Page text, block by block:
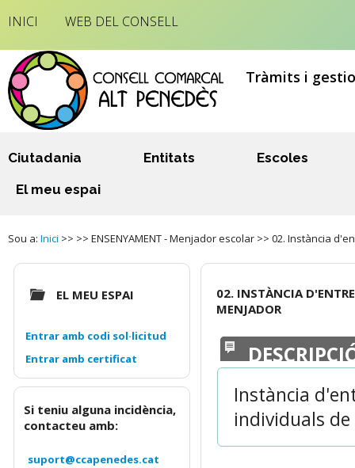
INICI WEB DEL CONSELL
Tràmits i
Ciutadania Entitats
Escoles
El meu espai
Sou a: Inici >> >> ENSENYAMENT - Menjador escolar >> 02. Instància
02. INSTÀNCIA
MENJADOR
Instància
individuals
EL MEU ESPAI
Entrar amb codi sol·licitud
Si teniu alguna incidència,
contacteu amb:
suport@ccapenedes.cat